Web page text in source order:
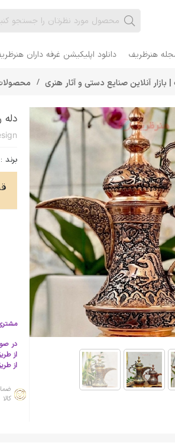
هنرظریف دانلود اپلیکیشن غرفه داران
بازار آنلاین صنایع دستی و آثار هنری
برند
در
از
از طریق شماره
کالا